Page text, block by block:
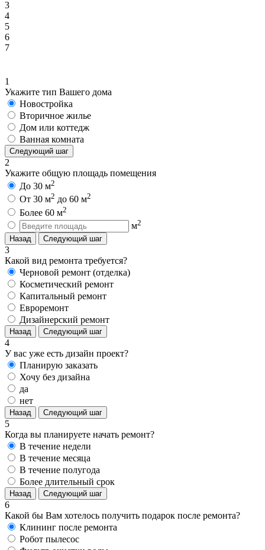
3
4
5
6
7
1
Укажите тип Вашего дома
Новостройка
Вторичное жилье
Дом или коттедж
Ванная комната
Следующий шаг
2
Укажите общую площадь помещения
До 30 м2
От 30 м2 до 60 м2
Более 60 м2
м2
Назад
Следующий шаг
3
Какой вид ремонта требуется?
Черновой ремонт (отделка)
Косметический ремонт
Капитальный ремонт
Евроремонт
Дизайнерский ремонт
Назад Следующий шаг
4
У вас уже есть дизайн проект?
Планирую заказать
Хочу без дизайна
да
нет
Назад Следующий шаг
5
Когда вы планируете начать ремонт?
В течение недели
В течение месяца
В течение полугода
Более длительный срок
Назад Следующий шаг
6
Какой бы Вам хотелось получить подарок после ремонта?
Клининг после ремонта
Робот пылесос